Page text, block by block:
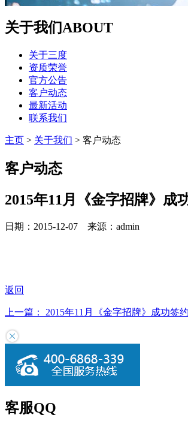
关于我们ABOUT
关于三度
资质荣誉
官方公告
客户动态
最新活动
联系我们
主页 > 关于我们 > 客户动态
客户动态
2015年11月《金字招牌》成
日期：2015-12-07 来源：admin
返回
上一篇： 2015年11月《金字招牌》成功签
客服QQ